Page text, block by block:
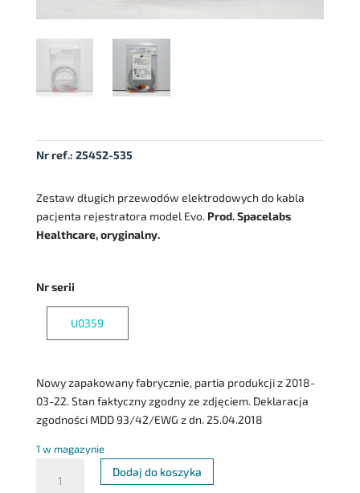
Nr ref.: 25452-535
Zestaw długich przewodów elektrodowych do kabla
pacjenta rejestratora model Evo. Prod. Spacelabs
Healthcare, oryginalny.
Nr serii
U0359
Nowy zapakowany fabrycznie, partia produkcji z 2018-
03-22. Stan faktyczny zgodny ze zdjęciem. Deklaracja
zgodności MDD 93/42/EWG z dn. 25.04.2018
1 w magazynie
Zestaw
Dodaj do koszyka